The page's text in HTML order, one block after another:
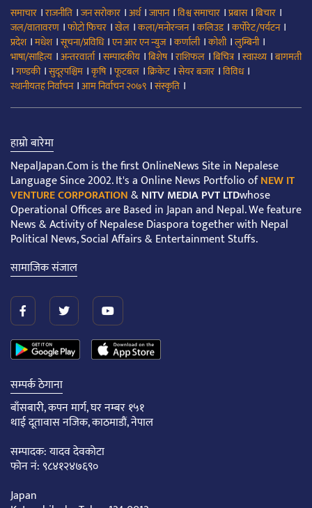
समाचार ।राजनीति ।जन सरोकार ।अर्थ।जापान।विश्व समाचार ।प्रबास।बिचार ।
जल/वातावरण ।फोटो फिचर ।खेल ।कला/मनोरन्जन।कलिउड।कर्पोरेट/पर्यटन।
प्रदेश।मधेश।सूचना/प्रविधि।एन आर एन न्युज।कर्णाली।कोशी।लुम्बिनी।
भाषा/साहित्य ।अन्तरवार्ता।सम्पादकीय ।बिशेष।राशिफल ।बिचित्र।स्वास्थ्य ।बागमती
।गण्डकी।सुदूरपश्चिम ।कृषि।फूटबल ।क्रिकेट।सेयर बजार ।विविध।
स्थानीयतह निर्वाचन।आम निर्वाचन २०७९ ।संस्कृति ।
हाम्रो बारेमा
NepalJapan.Com is the first OnlineNews Site in Nepalese
Language Since 2002. It's a Online News Portfolio ofNEW IT
VENTURE CORPORATION&NITV MEDIA PVT LTDwhose
Operational Offices are Based in Japan and Nepal. We feature
News & Activity of Nepalese Diaspora together with Nepal
Political News, Social Affairs & Entertainment Stuffs.
सामाजिक संजाल
सम्पर्क ठेगाना
बाँसबारी, कपन मार्ग, घर नम्बर १५१
थाई दूतावास नजिक, काठमाडौं, नेपाल
सम्पादक: यादव देवकोटा
फोन नं: ९८४१२४७६९०
Japan